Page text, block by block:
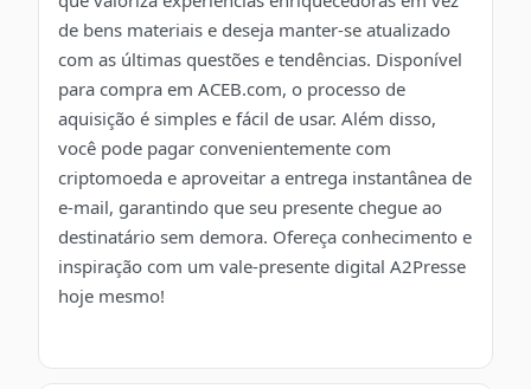
de bens materiais e deseja manter-se atualizado
com as últimas questões e tendências. Disponível
para compra em ACEB.com, o processo de
aquisição é simples e fácil de usar. Além disso,
você pode pagar convenientemente com
criptomoeda e aproveitar a entrega instantânea de
e-mail, garantindo que seu presente chegue ao
destinatário sem demora. Ofereça conhecimento e
inspiração com um vale-presente digital A2Presse
hoje mesmo!